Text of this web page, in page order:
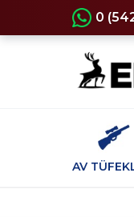
0
AV